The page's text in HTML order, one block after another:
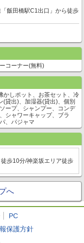
飯田橋駅C1出口」から徒歩
コーナー(無料)
かしポット、お茶セット、冷
貸出)、加湿器(貸出)、個別
ープ、シャンプー、コンデ
シャワーキャップ、ブラ
、パジャマ
歩10分/神楽坂エリア徒歩
へ
PC
保護方針